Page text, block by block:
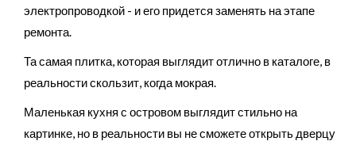
электропроводкой - и его придется заменять на этапе
ремонта.
Та самая плитка, которая выглядит отлично в каталоге, в
реальности скользит, когда мокрая.
Маленькая кухня с островом выглядит стильно на
картинке, но в реальности вы не сможете открыть дверцу